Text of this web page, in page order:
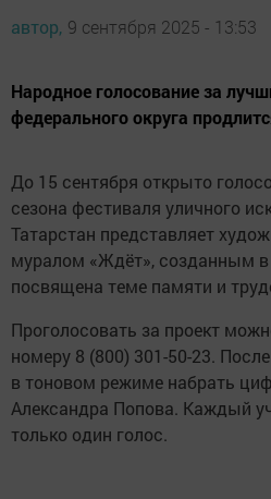
автор, 9 сентября 2025 - 13:53
Народное голосование за
федерального округа
До 15 сентября открыто
сезона фестиваля уличного
Татарстан представляет
муралом «Ждёт», созданным в
посвящена теме памяти и
Проголосовать за проект
номеру 8 (800) 301-50-23.
в тоновом режиме набрать
Александра Попова. Каждый
только один голос.